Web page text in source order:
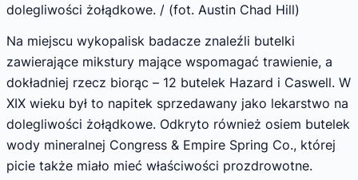
dolegliwości żołądkowe. / (fot. Austin Chad Hill)
Na miejscu wykopalisk badacze znaleźli butelki
zawierające mikstury mające wspomagać trawienie, a
dokładniej rzecz biorąc – 12 butelek Hazard i Caswell. W
XIX wieku był to napitek sprzedawany jako lekarstwo na
dolegliwości żołądkowe. Odkryto również osiem butelek
wody mineralnej Congress & Empire Spring Co., której
picie także miało mieć właściwości prozdrowotne.